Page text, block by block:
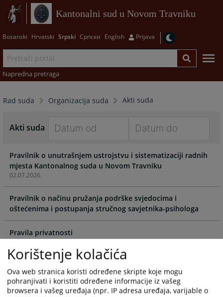
Kantonalni sud u Novom Travniku
Bosanski Hrvatski Srpski Српски English Prijava
Napredna pretraga
Rad suda Organizacija suda Akti suda
Akti suda
forward
to
with
the
calendar
and
select
date.
Press
the
question
forward
to
with
the
calendar
and
the
question
02.07.2026.
Pravilnik o unutrašnjem ustrojstvu i sistematizaciji radnih
mjesta Kantonalnog suda u Novom Travniku
Pravilnik o načinu pružanja podrške svjedocima i
oštećenima i postupanja stručnog savjetnika-psihologa
06.03.2026.
Pravila privatnosti
05.03.2026.
Komunikacijska strategija
Korištenje kolačića
Ova web stranica koristi određene skripte koje mogu
pohranjivati i koristiti određene informacije iz vašeg
browsera i vašeg uređaja (npr. IP adresa uređaja, varijable o